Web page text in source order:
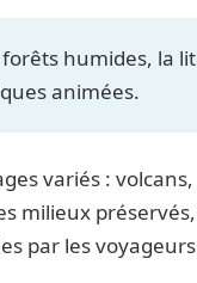
humides, la
animées.
variés :
milieux
par les